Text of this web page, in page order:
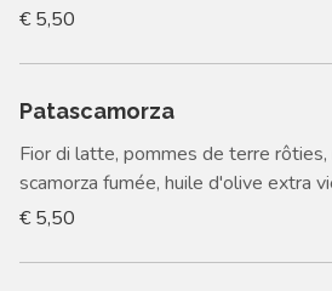
€ 5,50
Patascamorza
Fior di latte, pommes de terre rôties,
scamorza fumée, huile d'olive extra
€ 5,50